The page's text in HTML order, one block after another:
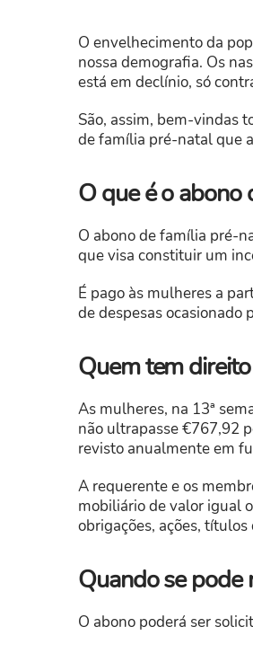
O envelhecimento da
nossa demografia. Os
está em declínio, só
São, assim, bem-vindas
de família pré-natal que
O que é o abono
O abono de família pré-
que visa constituir um
É pago às mulheres a
de despesas ocasionado
Quem tem
As mulheres, na 13ª
não ultrapasse €767,92
revisto anualmente em
A requerente e os
mobiliário de valor igual
obrigações, ações, títulos
Quando se pode
O abono poderá ser